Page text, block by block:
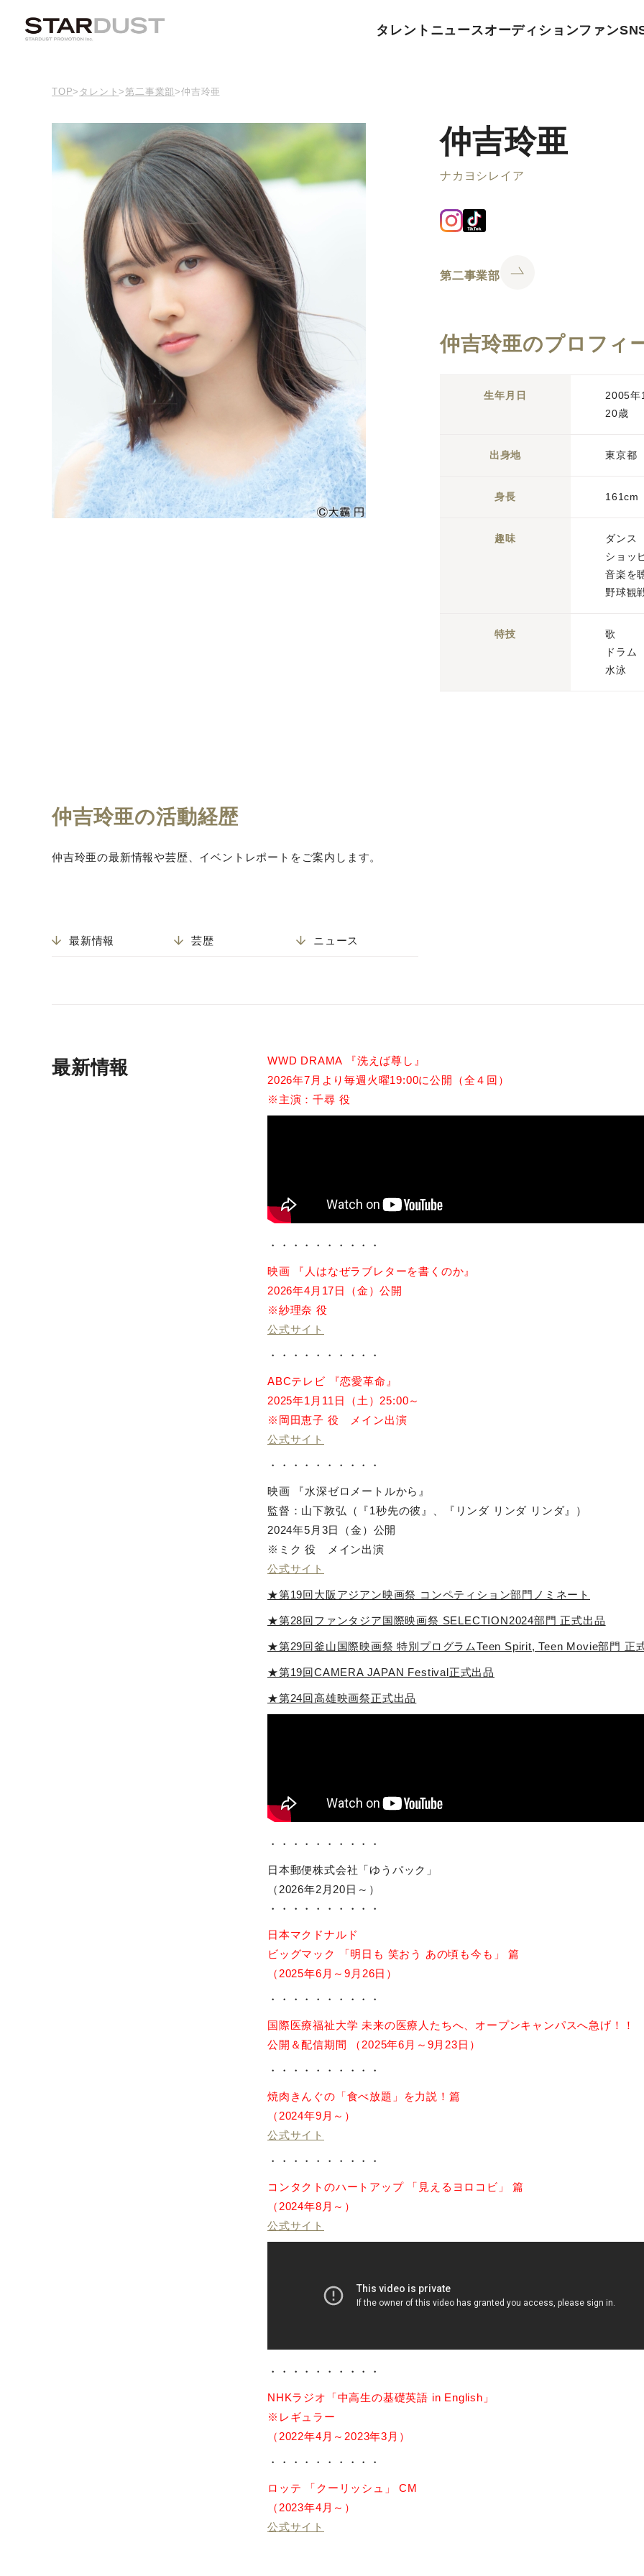
タレント ニュースオーディションファン
TOP> タレント> 第二事業部>仲吉玲亜
仲吉玲亜
ナカヨシレイア
第二事業部
仲吉玲亜のプロフィ
生年月日
2005年
20歳
出身地 東京都
身長 161cm
趣味
ダンス
ショッ
音楽を
野球観
特技
歌
ドラム
水泳
仲吉玲亜の活動経歴
仲吉玲亜の最新情報や芸歴、イベントレポートをご案内します。
最新情報 芸歴 ニュース
最新情報
WWD DRAMA 『洗えば尊し』
2026年7月より毎週火曜19:00に公開（全４回）
※主演：千尋 役
・・・・・・・・・・
映画 『人はなぜラブレターを書くのか』
2026年4月17日（金）公開
※紗理奈 役
公式サイト
・・・・・・・・・・
ABCテレビ 『恋愛革命』
2025年1月11日（土）25:00～
※岡田恵子 役 メイン出演
公式サイト
・・・・・・・・・・
映画 『水深ゼロメートルから』
監督：山下敦弘（『1秒先の彼』、『リンダ リンダ リンダ』）
2024年5月3日（金）公開
※ミク 役 メイン出演
公式サイト
★第19回大阪アジアン映画祭 コンペティション部門ノミネート
★第28回ファンタジア国際映画祭 SELECTION2024部門 正式出品
★第29回釜山国際映画祭 特別プログラムTeen Spirit, Teen Movie部門 正
★第19回CAMERA JAPAN Festival正式出品
★第24回高雄映画祭正式出品
・・・・・・・・・・
日本郵便株式会社「ゆうパック」
（2026年2月20日～）
・・・・・・・・・・
日本マクドナルド
ビッグマック 「明日も 笑おう あの頃も今も」 篇
（2025年6月～9月26日）
・・・・・・・・・・
国際医療福祉大学 未来の医療人たちへ、オープンキャンパスへ急げ！！
公開＆配信期間 （2025年6月～9月23日）
・・・・・・・・・・
焼肉きんぐの「食べ放題」を力説！篇
（2024年9月～）
公式サイト
・・・・・・・・・・
コンタクトのハートアップ 「見えるヨロコビ」 篇
（2024年8月～）
公式サイト
・・・・・・・・・・
NHKラジオ「中高生の基礎英語 in English」
※レギュラー
（2022年4月～2023年3月）
・・・・・・・・・・
ロッテ 「クーリッシュ」 CM
（2023年4月～）
公式サイト